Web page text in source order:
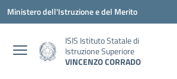
Vai ai contenuti
Vai al menu di navigazione
Vai al footer
Ministero dell'Istruzione e del Merito
ISIS Istituto Statale di
Istruzione Superiore
VINCENZO CORRADO